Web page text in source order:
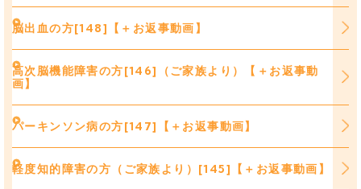
脳出血の方[148]【＋お返事動画】
高次脳機能障害の方[146]（ご家族より）【＋お返事動
画】
パーキンソン病の方[147]【＋お返事動画】
軽度知的障害の方（ご家族より）[145]【＋お返事動画】